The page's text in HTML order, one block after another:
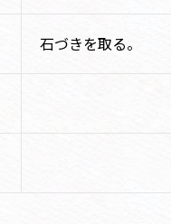
石づきを取る。